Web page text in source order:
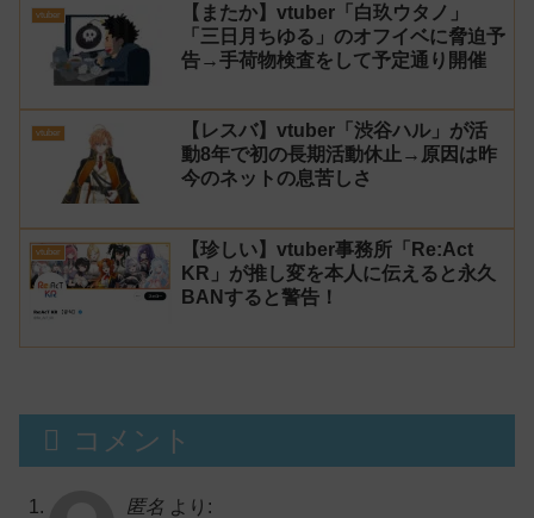
vtuber
【またか】vtuber「白玖ウタノ」
「三日月ちゆる」のオフイベに脅迫予
告→手荷物検査をして予定通り開催
vtuber
【レスバ】vtuber「渋谷ハル」が活
動8年で初の長期活動休止→原因は昨
今のネットの息苦しさ
vtuber
【珍しい】vtuber事務所「Re:Act
KR」が推し変を本人に伝えると永久
BANすると警告！
コメント
匿名 より: